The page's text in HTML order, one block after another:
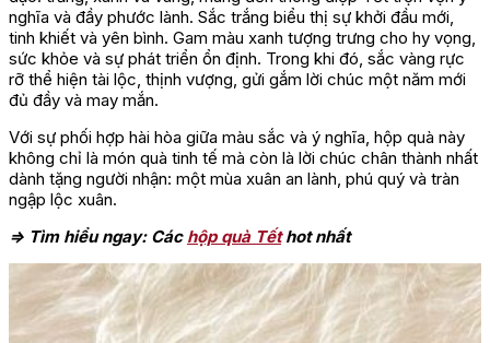
nghĩa và đầy phước lành. Sắc trắng biểu thị sự khởi đầu mới,
tinh khiết và yên bình. Gam màu xanh tượng trưng cho hy vọng,
sức khỏe và sự phát triển ổn định. Trong khi đó, sắc vàng rực
rỡ thể hiện tài lộc, thịnh vượng, gửi gắm lời chúc một năm mới
đủ đầy và may mắn.
Với sự phối hợp hài hòa giữa màu sắc và ý nghĩa, hộp quà này
không chỉ là món quà tinh tế mà còn là lời chúc chân thành nhất
dành tặng người nhận: một mùa xuân an lành, phú quý và tràn
ngập lộc xuân.
=> Tìm hiểu ngay: Các hộp quà Tếthot nhất